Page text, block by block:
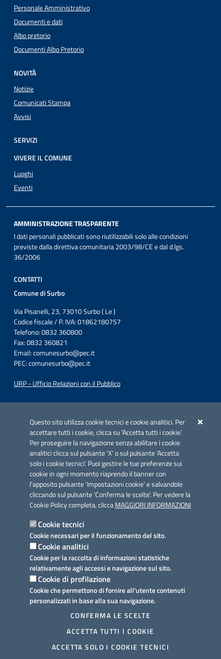
Questo sito utilizza cookie tecnici e cookie analitici. Per
accettare tutti i cookie, clicca su 'Accetta tutti i cookie'.
Per proseguire la navigazione senza abilitare i cookie
analitici clicca sul pulsante 'X' o sul pulsante 'Accetta
solo i cookie tecnici'. Puoi gestire le tue preferenze sui
cookie in ogni momento riaprendo il banner con
l'apposito pulsante 'Impostazioni cookie' e salvandole
cliccando sul pulsante 'Conferma le scelte'. Per vedere la
Cookie Policy completa, cliccaMAGGIORI INFORMAZIONI
Cookie tecnici
Cookie necessari per il funzionamento del sito.
Cookie analitici
Cookie per la raccolta di informazioni statistiche
relativamente agli accessi e navigazione sul sito.
Cookie di profilazione
Cookie che permettono di fornire all'utente contenuti
personalizzati in base alla sua navigazione.
CONFERMA LE SCELTE
ACCETTA TUTTI I COOKIE
ACCETTA SOLO I COOKIE TECNICI
Personale Amministrativo
Documenti e dati
Albo pretorio
Documenti Albo Pretorio
NOVITÀ
Notizie
Comunicati Stampa
Avvisi
SERVIZI
VIVERE IL COMUNE
Luoghi
Eventi
AMMINISTRAZIONE TRASPARENTE
I dati personali pubblicati sono riutilizzabili solo alle condizioni
previste dalla direttiva comunitaria 2003/98/CE e dal d.lgs.
36/2006
CONTATTI
Comune di Surbo
Via Pisanelli, 23, 73010 Surbo ( Le )
Codice fiscale / P. IVA: 01862180757
Telefono: 0832 360800
Fax: 0832 360821
Email:comunesurbo@pec.it
PEC:comunesurbo@pec.it
URP - Ufficio Relazioni con il Pubblico
Azione 2.3.
Link utili
Informativa privacy
Dichiarazione di accessibilità
Note legali
Domande frequenti
Richiesta assistenza
Prenotazione appuntamento
Segnalazione disservizio
Meccanismo di feedback